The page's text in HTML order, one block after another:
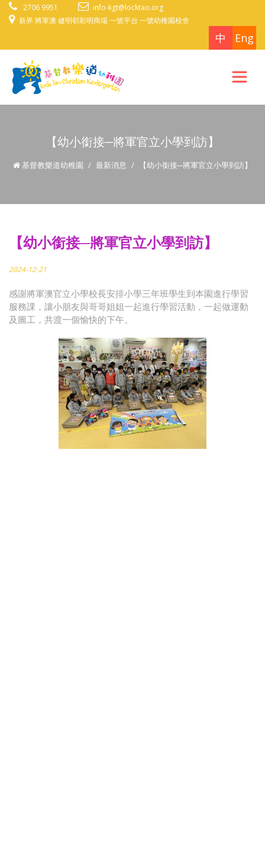
2706 9951
info-kgt@locktao.org
新界 將軍澳 健明邨彩明商場 一號平台 一號幼稚園校舍
中 Eng
【幼小銜接─將軍官立小學到訪】
基督教樂道幼稚園 最新消息 【幼小銜接─將軍官立小學到訪】
【幼小銜接─將軍官立小學到訪】
2024-12-21
感謝將軍澳官立小學校長安排小學三年班學生到本園進行學習
服務課，讓小朋友與哥哥姐姐一起進行學習活動，一起做運動
及圖工，共渡一個愉快的下午。